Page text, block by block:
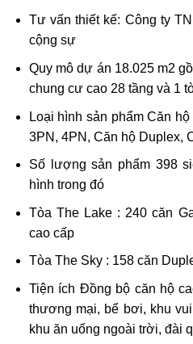
Tư vấn thiết kế: Công ty
cộng sự
Quy mô dự án 18.025 m2
chung cư cao 28 tầng và 1
Loại hình sản phẩm Căn
3PN, 4PN, Căn hộ Duplex,
Số lượng sản phẩm 398
hình trong đó
Tòa The Lake : 240 căn
cao cấp
Tòa The Sky : 158 căn
Tiện ích Đồng bộ căn hộ
thương mại, bể bơi, khu
khu ăn uống ngoài trời, đài